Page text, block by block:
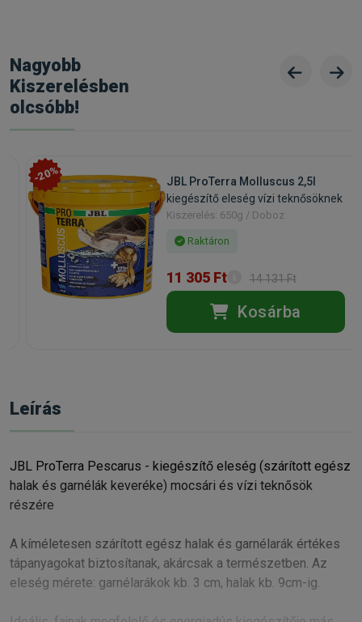
Nagyobb
Kiszerelésben
olcsóbb!
-20%
JBL ProTerra Molluscus 2,5l
kiegészítő eleség vízi teknősöknek
Kiszerelés: 650g / Doboz
Raktáron
11 305 Ft 14 131 Ft
Kosárba
Leírás
JBL ProTerra Pescarus - kiegészítő eleség (szárított egész
halak és garnélák keveréke) mocsári és vízi teknősök
részére
A kíméletesen szárított egész halak és garnélarák értékes
tápanyagokat biztosítanak, akárcsak a természetben. Az
eleség mérete: garnélarákok kb. 3 cm, halak kb. 9cm-ig.